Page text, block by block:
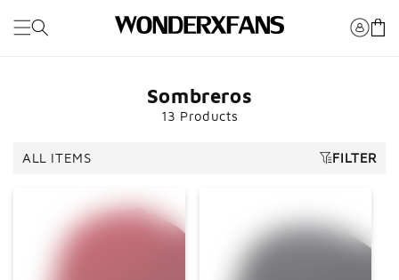
contenido
Carro
Sombreros
13 Products
ALL ITEMS FILTER